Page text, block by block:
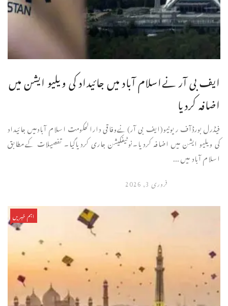
ایف بی آر نےاسلام آباد میں جائیداد کی ویلیو ایشن میں
اضافہ کردیا
فیڈرل بورڈآف ریونیو(ایف بی آر)نےوفاقی دارالحکومت اسلام آبادمیں جائیداد
کی ویلیو ایشن میں اضافہ کردیا۔نوٹیفکیشن جاری کردیاگیا۔ تفصیلات کےمطابق
اسلام آباد میں ...
فروری 3, 2026
اہم خبریں